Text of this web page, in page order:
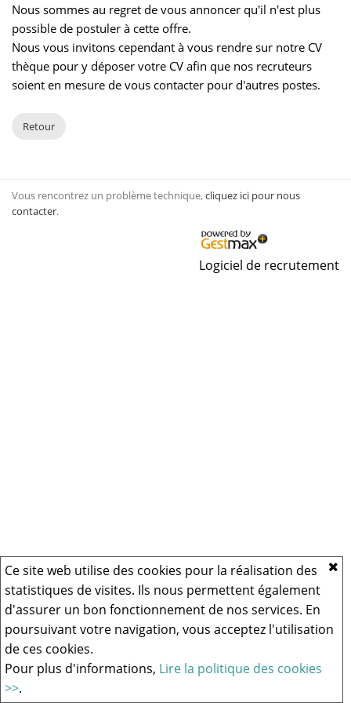
Ce site web utilise des cookies pour la réalisation des
statistiques de visites. Ils nous permettent également
d'assurer un bon fonctionnement de nos services. En
poursuivant votre navigation, vous acceptez l'utilisation
de ces cookies.
Pour plus d'informations, Lire la politique des cookies
>>.
Nous sommes au regret de vous annoncer qu'il n'est plus
possible de postuler à cette offre.
Nous vous invitons cependant à vous rendre sur notre CV
thèque pour y déposer votre CV afin que nos recruteurs
soient en mesure de vous contacter pour d'autres postes.
Retour
Vous rencontrez un problème technique,cliquez ici pour nous
contacter.
Logiciel de recrutement